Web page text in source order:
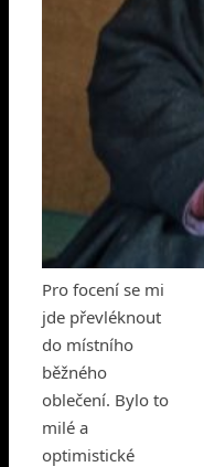
Pro focení se mi
jde převléknout
do místního
běžného
oblečení. Bylo to
milé a
optimistické